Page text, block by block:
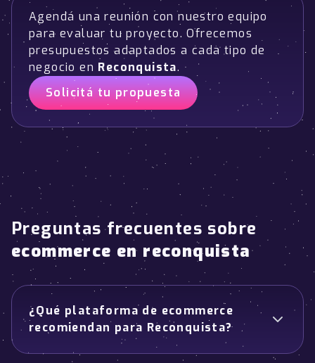
Agendá una reunión con nuestro equipo
para evaluar tu proyecto. Ofrecemos
presupuestos adaptados a cada tipo de
negocio en Reconquista.
Solicitá tu propuesta
Preguntas frecuentes sobre
ecommerce en reconquista
¿Qué plataforma de ecommerce
recomiendan para Reconquista?